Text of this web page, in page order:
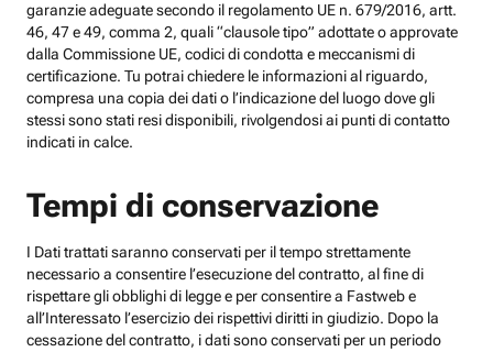
garanzie adeguate secondo il regolamento UE n. 679/2016, artt.
46, 47 e 49, comma 2, quali “clausole tipo” adottate o approvate
dalla Commissione UE, codici di condotta e meccanismi di
certificazione. Tu potrai chiedere le informazioni al riguardo,
compresa una copia dei dati o l’indicazione del luogo dove gli
stessi sono stati resi disponibili, rivolgendosi ai punti di contatto
indicati in calce.
Tempi di conservazione
I Dati trattati saranno conservati per il tempo strettamente
necessario a consentire l’esecuzione del contratto, al fine di
rispettare gli obblighi di legge e per consentire a Fastweb e
all’Interessato l’esercizio dei rispettivi diritti in giudizio. Dopo la
cessazione del contratto, i dati sono conservati per un periodo